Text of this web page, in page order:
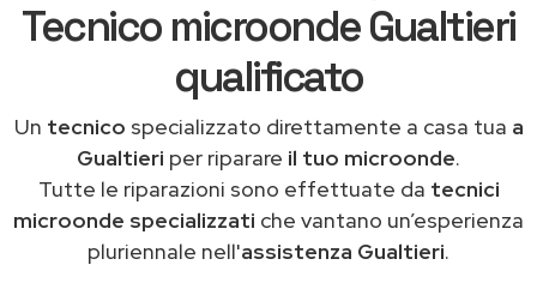
Tecnico microonde Gualtieri
qualificato
Un tecnico specializzato direttamente a casa tua a
Gualtieri per riparare il tuo microonde.
Tutte le riparazioni sono effettuate da tecnici
microonde specializzati che vantano un’esperienza
pluriennale nell'assistenza Gualtieri.